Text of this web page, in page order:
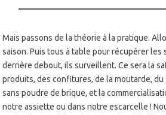
Mais passons de la théorie à la pratique.
saison. Puis tous à table pour récupérer
derrière debout, ils surveillent. Ce sera la
produits, des confitures, de la moutarde, du
sans poudre de brique, et la
notre assiette ou dans notre escarcelle !